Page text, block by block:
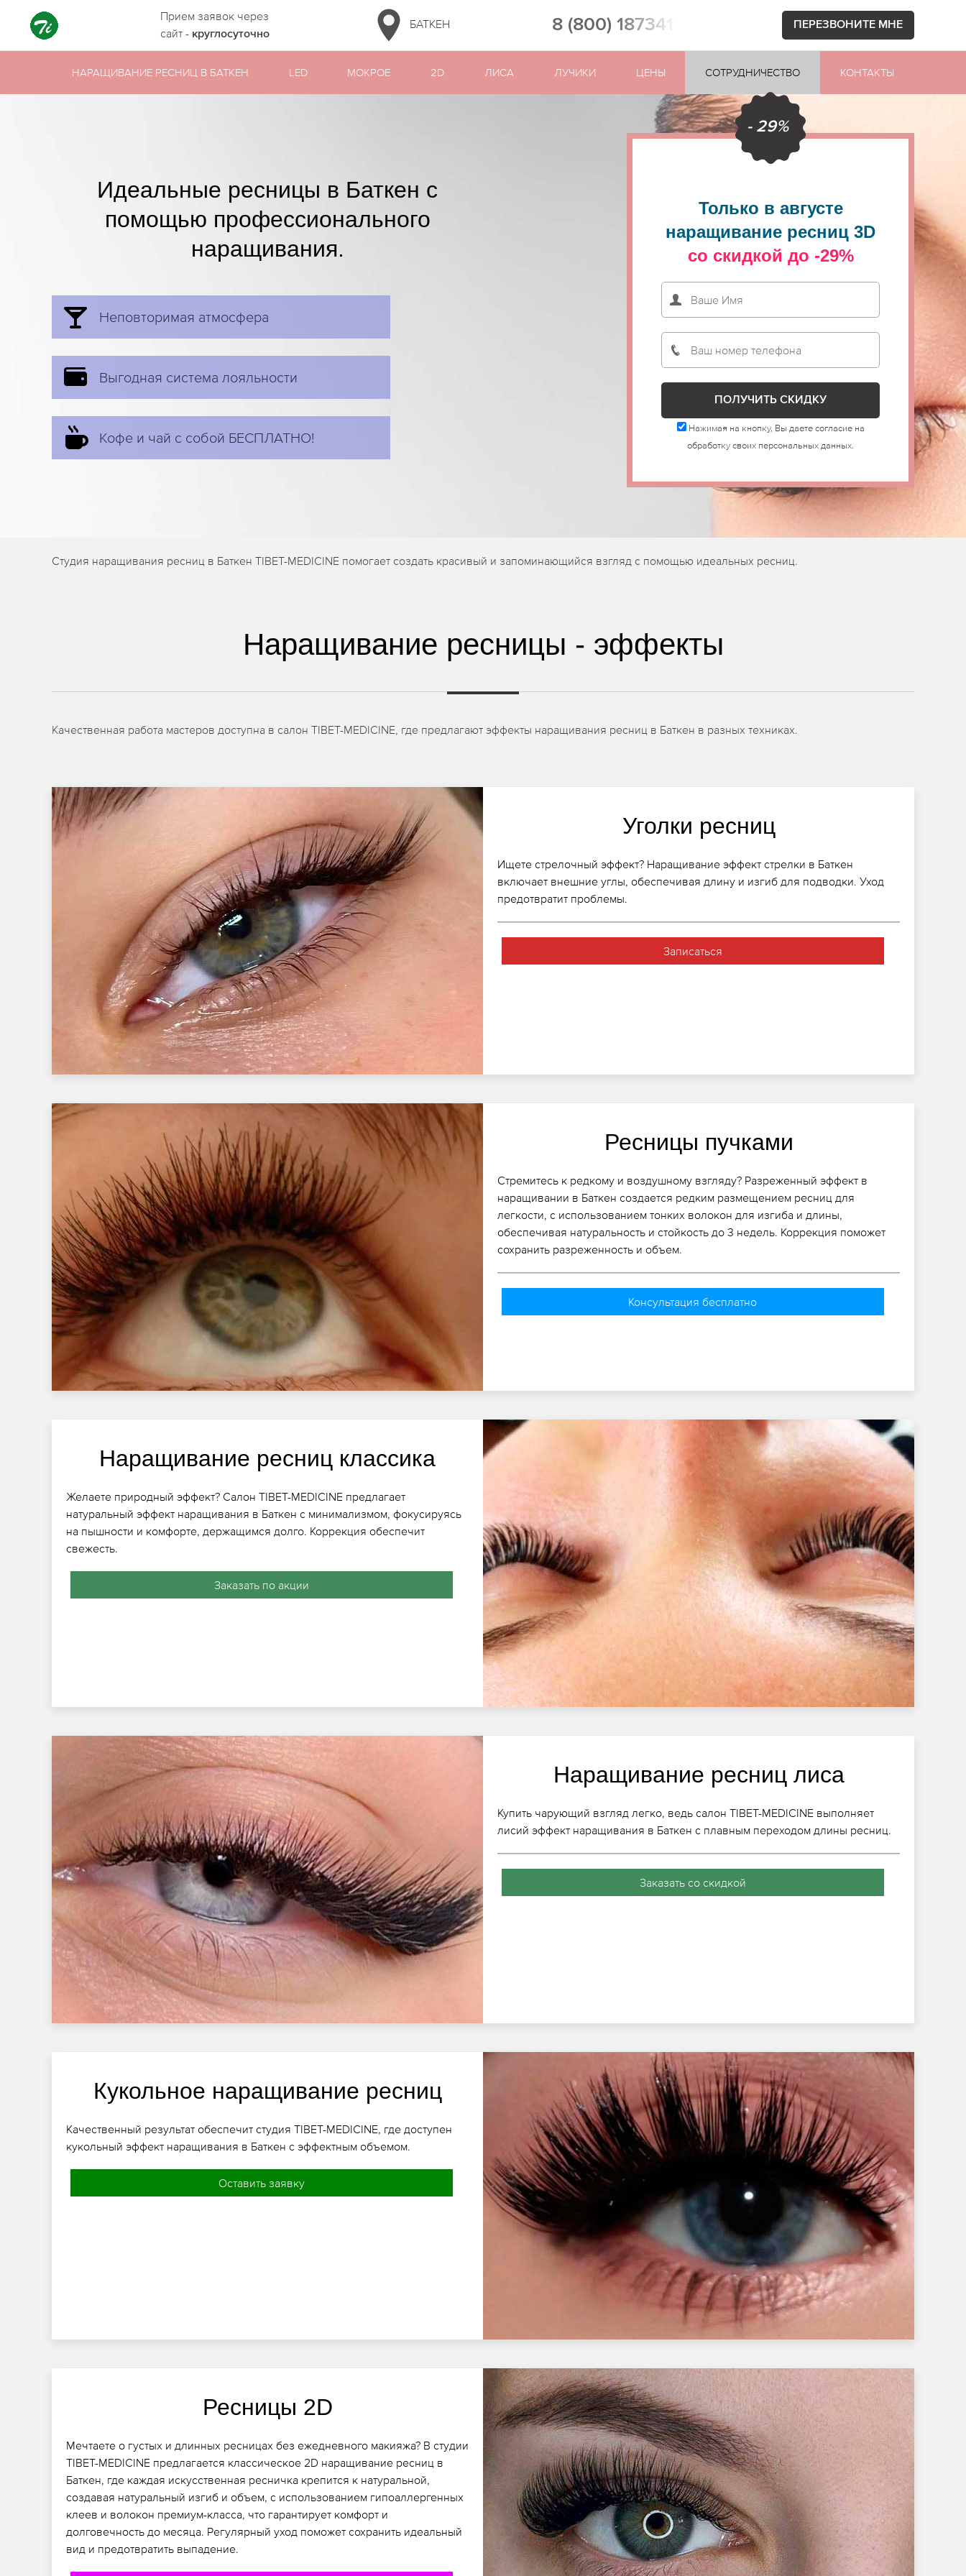
Прием заявок через
сайт - круглосуточно
БАТКЕН 8 (800) 1873411 ПЕРЕЗВОНИТЕ МНЕ
НАРАЩИВАНИЕ РЕСНИЦ В БАТКЕН LED МОКРОЕ 2D ЛИСА ЛУЧИКИ ЦЕНЫ СОТРУДНИЧЕСТВО КОНТАКТЫ
Идеальные ресницы в Баткен с
помощью профессионального
наращивания.
Неповторимая атмосфера
Выгодная система лояльности
Кофе и чай с собой БЕСПЛАТНО!
- 29%
Только в августе
наращивание ресниц 3D
со скидкой до -29%
Нажимая на кнопку, Вы даете согласие на
обработку своих персональных данных.
Студия наращивания ресниц в Баткен TIBET-MEDICINE помогает создать красивый и запоминающийся взгляд с помощью идеальных ресниц.
Наращивание ресницы - эффекты
Качественная работа мастеров доступна в салон TIBET-MEDICINE, где предлагают эффекты наращивания ресниц в Баткен в разных техниках.
Уголки ресниц
Ищете стрелочный эффект? Наращивание эффект стрелки в Баткен
включает внешние углы, обеспечивая длину и изгиб для подводки. Уход
предотвратит проблемы.
Записаться
Ресницы пучками
Стремитесь к редкому и воздушному взгляду? Разреженный эффект в
наращивании в Баткен создается редким размещением ресниц для
легкости, с использованием тонких волокон для изгиба и длины,
обеспечивая натуральность и стойкость до 3 недель. Коррекция поможет
сохранить разреженность и объем.
Консультация бесплатно
Наращивание ресниц классика
Желаете природный эффект? Салон TIBET-MEDICINE предлагает
натуральный эффект наращивания в Баткен с минимализмом, фокусируясь
на пышности и комфорте, держащимся долго. Коррекция обеспечит
свежесть.
Заказать по акции
Наращивание ресниц лиса
Купить чарующий взгляд легко, ведь салон TIBET-MEDICINE выполняет
лисий эффект наращивания в Баткен с плавным переходом длины ресниц.
Заказать со скидкой
Кукольное наращивание ресниц
Качественный результат обеспечит студия TIBET-MEDICINE, где доступен
кукольный эффект наращивания в Баткен с эффектным объемом.
Оставить заявку
Ресницы 2D
Мечтаете о густых и длинных ресницах без ежедневного макияжа? В студии
TIBET-MEDICINE предлагается классическое 2D наращивание ресниц в
Баткен, где каждая искусственная ресничка крепится к натуральной,
создавая натуральный изгиб и объем, с использованием гипоаллергенных
клеев и волокон премиум-класса, что гарантирует комфорт и
долговечность до месяца. Регулярный уход поможет сохранить идеальный
вид и предотвратить выпадение.